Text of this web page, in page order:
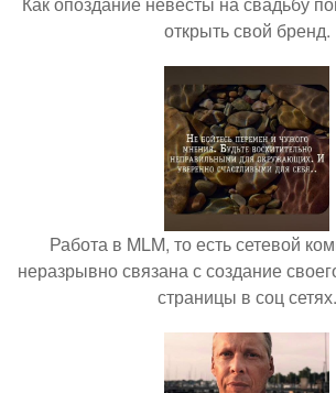
открыть свой бренд.
Работа в MLM, то есть сетевой
неразрывно связана с создание
страницы в соц сетях.